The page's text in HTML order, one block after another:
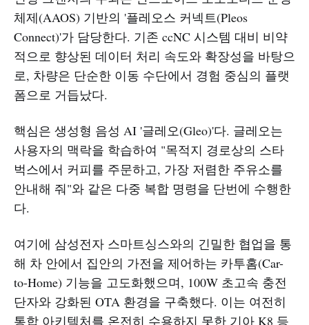
체제(AAOS) 기반의 '플레오스 커넥트(Pleos
Connect)'가 담당한다. 기존 ccNC 시스템 대비 비약
적으로 향상된 데이터 처리 속도와 확장성을 바탕으
로, 차량은 단순한 이동 수단에서 경험 중심의 플랫
폼으로 거듭났다.
핵심은 생성형 음성 AI '글레오(Gleo)'다. 글레오는
사용자의 맥락을 학습하여 "목적지 경로상의 스타
벅스에서 커피를 주문하고, 가장 저렴한 주유소를
안내해 줘"와 같은 다중 복합 명령을 단번에 수행한
다.
여기에 삼성전자 스마트싱스와의 긴밀한 협업을 통
해 차 안에서 집안의 가전을 제어하는 카투홈(Car-
to-Home) 기능을 고도화했으며, 100W 초고속 충전
단자와 강화된 OTA 환경을 구축했다. 이는 여전히
통합 아키텍처를 온전히 수용하지 못한 기아 K8 등